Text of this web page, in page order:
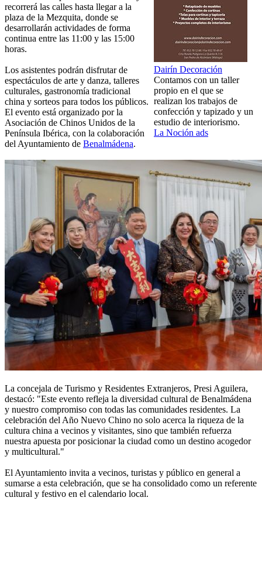
Dairín Decoración
Contamos con un taller
propio en el que se
realizan los trabajos de
confección y tapizado y un
estudio de interiorismo.
La Noción ads
recorrerá las calles hasta llegar a la
plaza de la Mezquita, donde se
desarrollarán actividades de forma
continua entre las 11:00 y las 15:00
horas.
Los asistentes podrán disfrutar de
espectáculos de arte y danza, talleres
culturales, gastronomía tradicional
china y sorteos para todos los públicos.
El evento está organizado por la
Asociación de Chinos Unidos de la
Península Ibérica, con la colaboración
del Ayuntamiento de Benalmádena.
La concejala de Turismo y Residentes Extranjeros, Presi Aguilera,
destacó: "Este evento refleja la diversidad cultural de Benalmádena
y nuestro compromiso con todas las comunidades residentes. La
celebración del Año Nuevo Chino no solo acerca la riqueza de la
cultura china a vecinos y visitantes, sino que también refuerza
nuestra apuesta por posicionar la ciudad como un destino acogedor
y multicultural."
El Ayuntamiento invita a vecinos, turistas y público en general a
sumarse a esta celebración, que se ha consolidado como un referente
cultural y festivo en el calendario local.